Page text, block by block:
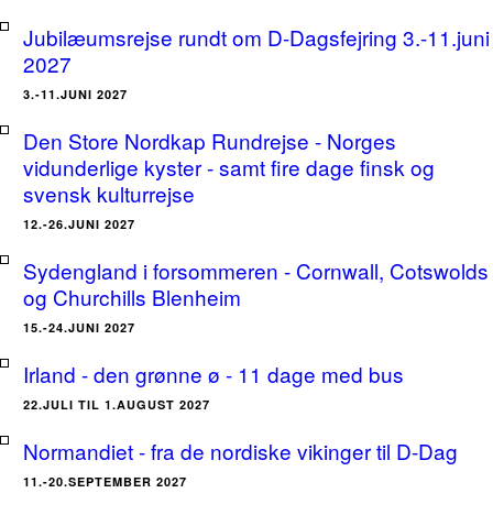
Jubilæumsrejse rundt om D-Dagsfejring 3.-11.juni
2027
3.-11.JUNI 2027
Den Store Nordkap Rundrejse - Norges
vidunderlige kyster - samt fire dage finsk og
svensk kulturrejse
12.-26.JUNI 2027
Sydengland i forsommeren - Cornwall, Cotswolds
og Churchills Blenheim
15.-24.JUNI 2027
Irland - den grønne ø - 11 dage med bus
22.JULI TIL 1.AUGUST 2027
Normandiet - fra de nordiske vikinger til D-Dag
11.-20.SEPTEMBER 2027